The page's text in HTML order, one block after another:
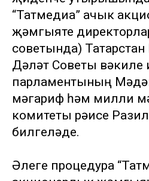
“Татмедиа” ачык
җәмгыяте директорлар
советында)
Дәүләт Советы вәкиле
парламентының
мәгариф һәм милли
комитеты рәисе
билгеләде.
Әлеге процедура